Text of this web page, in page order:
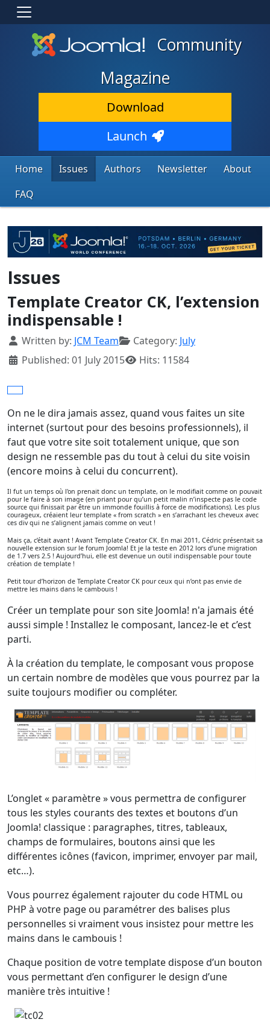
Community
Magazine
Download
Launch
Home Issues Authors Newsletter
About
FAQ
Issues
Template Creator CK, l’extension
indispensable !
Details
Written by: JCM Team Category: July
Published: 01 July 2015
Hits: 11584
On ne le dira jamais assez, quand vous faites un site
internet (surtout pour des besoins professionnels), il
faut que votre site soit totalement unique, que son
design ne ressemble pas du tout à celui du site voisin
(encore moins à celui du concurrent).
Il fut un temps où l'on prenait donc un template, on le modifiait comme on pouvait
pour le faire à son image (en priant pour qu’un petit malin n’inspecte pas le code
source qui finissait par être un immonde fouillis à force de modifications). Les plus
courageux, créaient leur template « from scratch » en s’arrachant les cheveux avec
ces div qui ne s’alignent jamais comme on veut !
Mais ça, c’était avant ! Avant Template Creator CK. En mai 2011, Cédric présentait sa
nouvelle extension sur le forum Joomla! Et je la teste en 2012 lors d’une migration
de 1.7 vers 2.5 ! Aujourd’hui, elle est devenue un outil indispensable pour toute
création de template !
Petit tour d’horizon de Template Creator CK pour ceux qui n’ont pas envie de
mettre les mains dans le cambouis !
Créer un template pour son site Joomla! n'a jamais été
aussi simple ! Installez le composant, lancez-le et c’est
parti.
À la création du template, le composant vous propose
un certain nombre de modèles que vous pourrez par la
suite toujours modifier ou compléter.
L’onglet « paramètre » vous permettra de configurer
tous les styles courants des textes et boutons d’un
Joomla! classique : paragraphes, titres, tableaux,
champs de formulaires, boutons ainsi que les
différentes icônes (favicon, imprimer, envoyer par mail,
etc…).
Vous pourrez également rajouter du code HTML ou
PHP à votre page ou paramétrer des balises plus
personnelles si vraiment vous insistez pour mettre les
mains dans le cambouis !
Chaque position de votre template dispose d’un bouton
vous permettant d’en configurer le design d’une
manière très intuitive !